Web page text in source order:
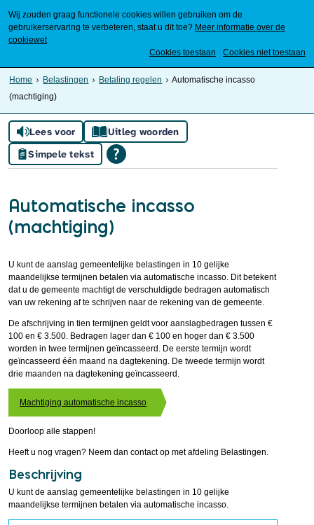
Wij zouden graag functionele cookies willen gebruiken om de
gebruikerservaring te verbeteren, staat u dit toe? Meer informatie over de
cookiewet
Cookies toestaan
Cookies niet toestaan
Home Belastingen Betaling regelen
Automatische incasso
(machtiging)
Lees voor
Uitleg woorden
Simpele tekst
Automatische incasso
(machtiging)
U kunt de aanslag gemeentelijke belastingen in 10 gelijke
maandelijkse termijnen betalen via automatische incasso. Dit betekent
dat u de gemeente machtigt de verschuldigde bedragen automatisch
van uw rekening af te schrijven naar de rekening van de gemeente.
De afschrijving in tien termijnen geldt voor aanslagbedragen tussen €
100 en € 3.500. Bedragen lager dan € 100 en hoger dan € 3.500
worden in twee termijnen geïncas­seerd. De eerste termijn wordt
geïncasseerd één maand na dagtekening. De tweede termijn wordt
drie maanden na dagtekening geïncasseerd.
Machtiging automatische incasso
Doorloop alle stappen!
Heeft u nog vragen? Neem dan contact op met afdeling Belastingen.
Beschrijving
U kunt de aanslag gemeentelijke belastingen in 10 gelijke
maandelijkse termijnen betalen via automatische incasso.